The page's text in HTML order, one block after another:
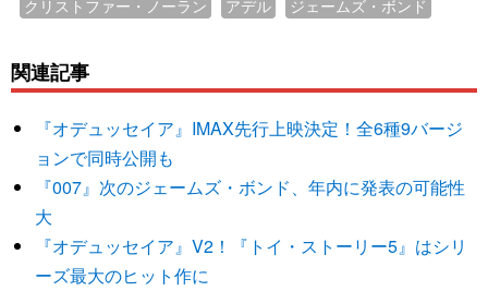
クリストファー・ノーラン アデル ジェームズ・ボンド
関連記事
『オデュッセイア』IMAX先行上映決定！全6種9バージ
ョンで同時公開も
『007』次のジェームズ・ボンド、年内に発表の可能性
大
『オデュッセイア』V2！『トイ・ストーリー5』はシリ
ーズ最大のヒット作に